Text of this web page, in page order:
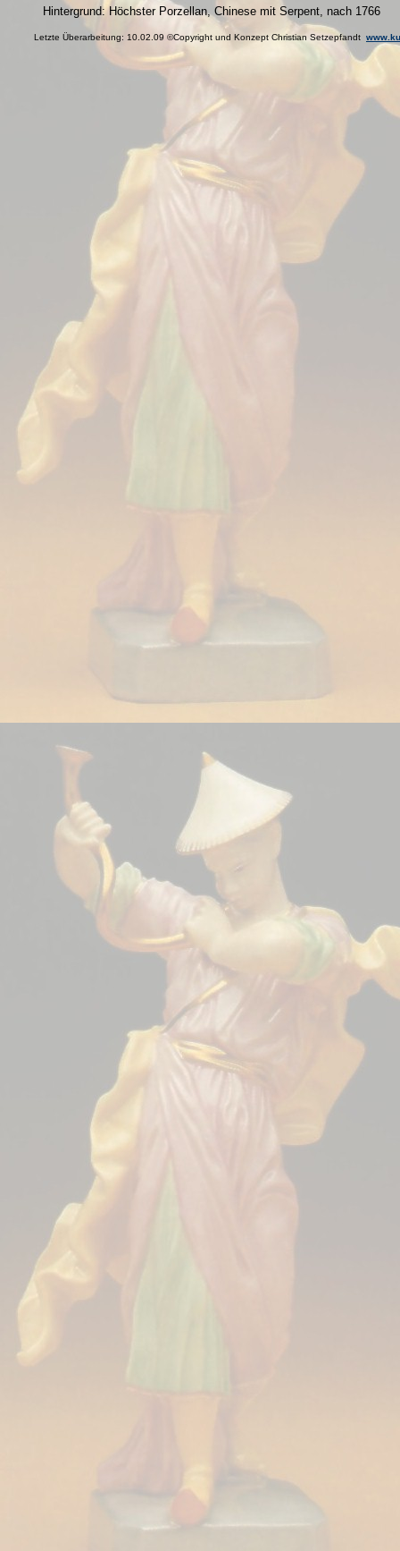
Hintergrund: Höchster Porzellan, Chinese mit Serpent, nach 1766
Letzte Überarbeitung: 10.02.09 ©Copyright und Konzept Christian Setzepfandt